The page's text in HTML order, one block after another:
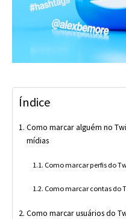
Índice
Como marcar alguém no
mídias
Como marcar perfis do
Como marcar contas do
Como marcar usuários do